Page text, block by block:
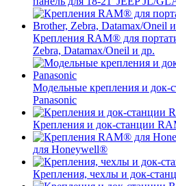
Крепления RAM® для
Zebra, Datamax/Oneil и др.
Модельные крепления и док-
Panasonic
Крепления и док-станции
для Honeywell®
Крепления, чехлы и док-